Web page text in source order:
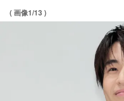
( 画像1/13 )